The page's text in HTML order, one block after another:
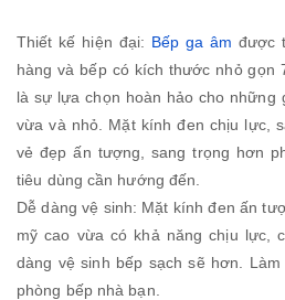
Thiết kế hiện đại: Bếp ga âm được
hàng và bếp có kích thước nhỏ gọn
là sự lựa chọn hoàn hảo cho những
vừa và nhỏ. Mặt kính đen chịu lực,
vẻ đẹp ấn tượng, sang trọng hơn
tiêu dùng cần hướng đến.
Dễ dàng vệ sinh: Mặt kính đen ấn
mỹ cao vừa có khả năng chịu lực,
dàng vệ sinh bếp sạch sẽ hơn.
phòng bếp nhà bạn.